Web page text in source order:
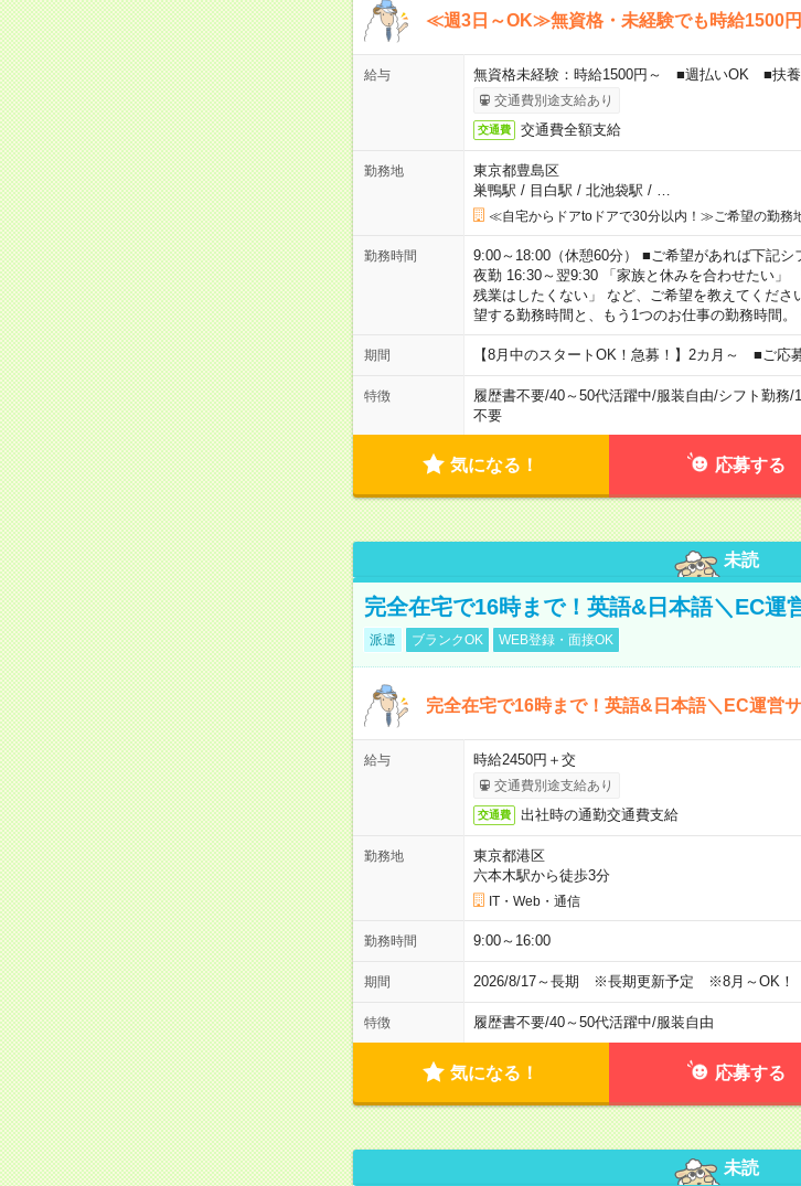
≪週3日～OK≫無資格・未経験でも時給1500円
給与 無資格未経験：時給1500円～ ■週払いOK ■扶
交通費別途支給あり
交通費 交通費全額支給
勤務地
東京都豊島区
巣鴨駅 / 目白駅 / 北池袋駅 /
≪自宅からドアtoドアで30分以内！≫ご希望の勤務
勤務時間
9:00～18:00（休憩60分） ■ご希望があれば下記
夜勤 16:30～翌9:30 「家族と休みを合わせたい」
残業はしたくない」 など、ご希望を教えてくだ
望する勤務時間と、もう1つのお仕事の勤務時間
期間 【8月中のスタートOK！急募！】2カ月～ ■ご応
特徴 履歴書不要/40～50代活躍中/服装自由/シフト勤務/
不要
気になる！ 応募する
未読
完全在宅で16時まで！英語&日本語＼EC運
派遣 ブランクOK WEB登録・面接OK
完全在宅で16時まで！英語&日本語＼EC運営
給与 時給2450円＋交
交通費別途支給あり
交通費 出社時の通勤交通費支給
勤務地
東京都港区
六本木駅から徒歩3分
IT・Web・通信
勤務時間 9:00～16:00
期間 2026/8/17～長期 ※長期更新予定 ※8月～OK！
特徴 履歴書不要/40～50代活躍中/服装自由
気になる！ 応募する
未読